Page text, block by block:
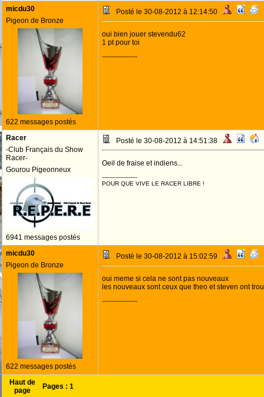
micdu30
Pigeon de Bronze
622 messages postés
Posté le 30-08-2012 à 12:14:50
oui bien jouer stevendu62
1 pt pour toi
--------------------
Racer
-Club Français du Show
Racer-
Gourou Pigeonneux
6941 messages postés
Posté le 30-08-2012 à 14:51:38
Oeil de fraise et indiens...
--------------------
POUR QUE VIVE LE RACER LIBRE !
micdu30
Pigeon de Bronze
622 messages postés
Posté le 30-08-2012 à 15:02:59
oui meme si cela ne sont pas nouveaux
les nouveaux sont ceux que theo et steven ont
--------------------
Haut de
page
Pages : 1